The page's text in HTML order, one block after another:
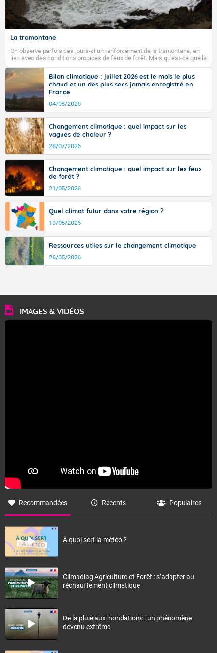
Fermer
La tramontane
On observe parfois ces jours-ci un renforcement de la tramontane, en
lien avec des conditions propices de feux de forêt. Mais qu'est-ce que la
tramontane ? Quelles sont ses caractéristiques ? La tramontane est un
vent turbulent soufflant de secteur nord-ouest à nord, ou ouest à nord-
ouest, dans un secteur qui part du Roussillon à la vallée de l’Aude et à
l’ouest de l’Hérault. L’étymologie de ce vent vient du latin trasmontanus,
signifiant au-delà des monts, en allusion aux régions montagneuses
d’où provient ce vent.
Bilan climatique : juillet 2026 est le mois le plus
chaud et un des plus secs jamais enregistré en
France
04/08/2026
Changement climatique : quel impact sur les
vagues de chaleur ?
28/07/2026
Changement climatique : quel impact sur les feux
de forêt ?
21/05/2026
Quel climat futur dans votre région ?
13/05/2026
Ressources utiles sur le changement climatique
26/05/2026
IMAGES & VIDÉOS
Recommandées Récents Populaires
À quoi sert la météo ?
Climadiag Agriculture et Forêt : s’adapter au
réchauffement climatique
De la pluie aux inondations : un phénomène
devenu extrême